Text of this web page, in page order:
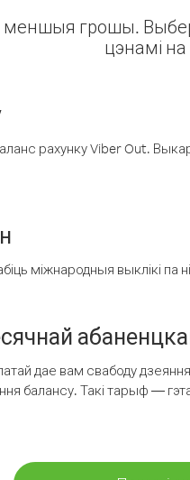
меншыя грошы.
цэнамі на
рахунку Viber Out.
міжнародныя выклікі па
дае вам свабоду
балансу. Такі тарыф —